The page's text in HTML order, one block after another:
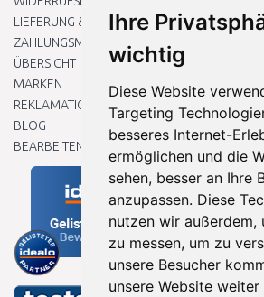
Ihre
wichtig
Diese Website
Targeting
besseres Internet-
ermöglichen und die
sehen, besser an Ihre
anzupassen. Diese
nutzen wir außerdem,
zu messen, um zu
unsere Besucher
unsere Website
LIEFERUNG & ZAHLUNG
ZAHLUNGSMETHODEN
ÜBERSICHT
MARKEN
REKLAMATIONEN UND RETOUREN
BLOG
BEARBEITEN SIE MEINE COOKIE-